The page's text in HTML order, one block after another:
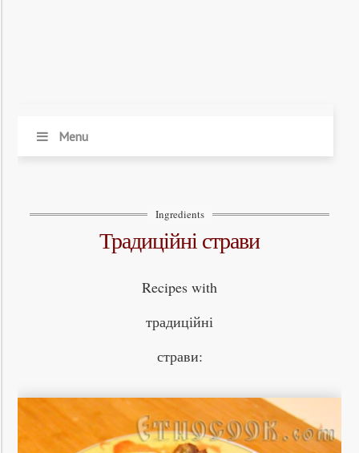
Menu
Ingredients
традиційні страви
Recipes with
традиційні
страви: